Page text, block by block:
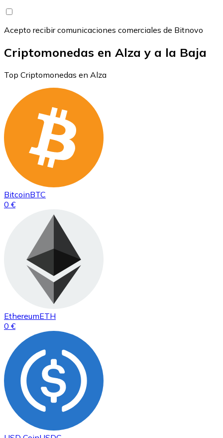
Acepto recibir comunicaciones comerciales de Bitnovo
Criptomonedas en Alza y a la Baja
Top Criptomonedas en Alza
BitcoinBTC
0 €
EthereumETH
0 €